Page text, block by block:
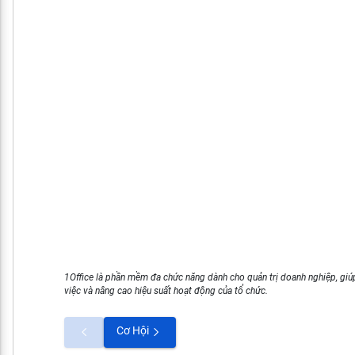
1Office là phần mềm đa chức năng dành cho quản trị doanh nghiệp,
việc và nâng cao hiệu suất hoạt động của tổ chức.
Cơ Hội